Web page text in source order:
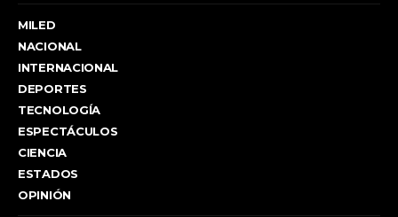
MILED
NACIONAL
INTERNACIONAL
DEPORTES
TECNOLOGÍA
ESPECTÁCULOS
CIENCIA
ESTADOS
OPINIÓN